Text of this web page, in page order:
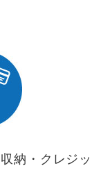
納・クレジッ